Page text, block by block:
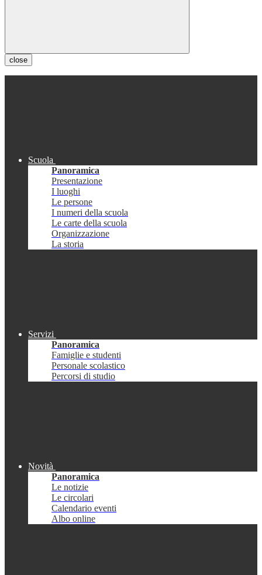
close
Scuola
Panoramica
Presentazione
I luoghi
Le persone
I numeri della scuola
Le carte della scuola
Organizzazione
La storia
Servizi
Panoramica
Famiglie e studenti
Personale scolastico
Percorsi di studio
Novità
Panoramica
Le notizie
Le circolari
Calendario eventi
Albo online